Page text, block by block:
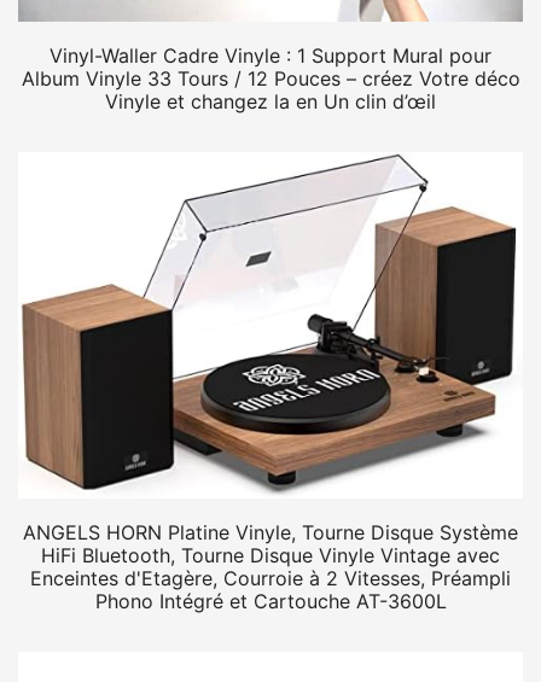
Vinyl-Waller Cadre Vinyle : 1 Support Mural pour
Album Vinyle 33 Tours / 12 Pouces – créez Votre déco
Vinyle et changez la en Un clin d’œil
ANGELS HORN Platine Vinyle, Tourne Disque Système
HiFi Bluetooth, Tourne Disque Vinyle Vintage avec
Enceintes d'Etagère, Courroie à 2 Vitesses, Préampli
Phono Intégré et Cartouche AT-3600L